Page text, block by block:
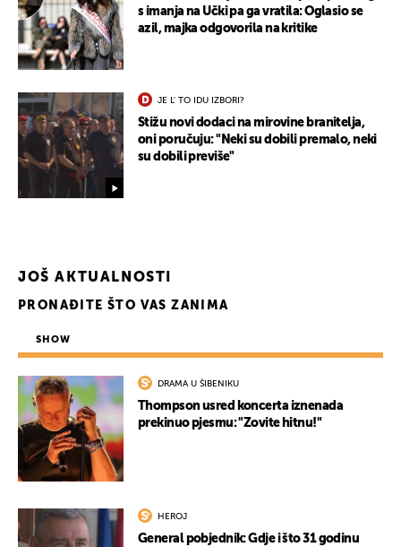
s imanja na Učki pa ga vratila: Oglasio se
azil, majka odgovorila na kritike
JE L' TO IDU IZBORI?
Stižu novi dodaci na mirovine branitelja,
oni poručuju: "Neki su dobili premalo, neki
su dobili previše"
JOŠ AKTUALNOSTI
PRONAĐITE ŠTO VAS ZANIMA
SHOW
DRAMA U ŠIBENIKU
Thompson usred koncerta iznenada
prekinuo pjesmu: "Zovite hitnu!"
HEROJ
General pobjednik: Gdje i što 31 godinu